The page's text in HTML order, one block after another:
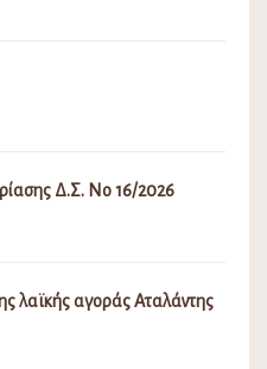
Δ.Σ. Νο 16/2026
λαϊκής αγοράς Αταλάντης